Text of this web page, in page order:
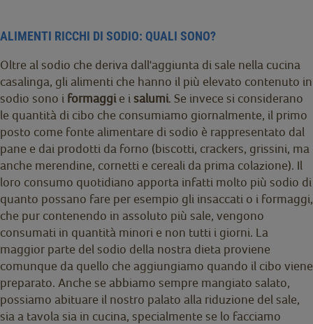
ALIMENTI RICCHI DI SODIO: QUALI SONO?
Oltre al sodio che deriva dall'aggiunta di sale nella cucina
casalinga, gli alimenti che hanno il più elevato contenuto in
sodio sono i formaggi e i salumi. Se invece si considerano
le quantità di cibo che consumiamo giornalmente, il primo
posto come fonte alimentare di sodio è rappresentato dal
pane e dai prodotti da forno (biscotti, crackers, grissini, ma
anche merendine, cornetti e cereali da prima colazione). Il
loro consumo quotidiano apporta infatti molto più sodio di
quanto possano fare per esempio gli insaccati o i formaggi,
che pur contenendo in assoluto più sale, vengono
consumati in quantità minori e non tutti i giorni. La
maggior parte del sodio della nostra dieta proviene
comunque da quello che aggiungiamo quando il cibo viene
preparato. Anche se abbiamo sempre mangiato salato,
possiamo abituare il nostro palato alla riduzione del sale,
sia a tavola sia in cucina, specialmente se lo facciamo